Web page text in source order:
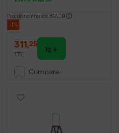
travail max. 3,45 m.
Prix de référence 317,00
-1%
311,25
TTC
Comparer